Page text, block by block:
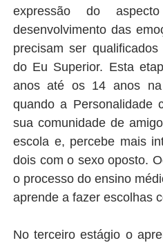
expressão do
desenvolvimento das
precisam ser
do Eu Superior. Esta
anos até os 14 anos na
quando a Personalidade
sua comunidade de
escola e, percebe mais
dois com o sexo oposto.
o processo do ensino
aprende a fazer escolhas
No terceiro estágio o